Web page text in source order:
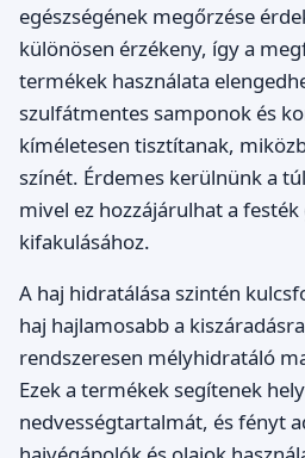
egészségének megőrzése
különösen érzékeny, így a
termékek használata
szulfátmentes samponok és
kíméletesen tisztítanak,
színét. Érdemes kerülnünk a
mivel ez hozzájárulhat a
kifakulásához.
A haj hidratálása szintén
haj hajlamosabb a
rendszeresen mélyhidratáló
Ezek a termékek segítenek
nedvességtartalmát, és fényt